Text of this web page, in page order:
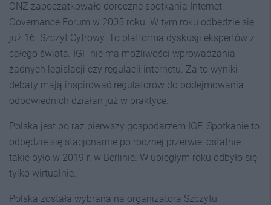
ONZ zapoczątkowało doroczne spotkania Internet
Governance Forum w 2005 roku. W tym roku odbędzie się
już 16. Szczyt Cyfrowy. To platforma dyskusji ekspertów z
całego świata. IGF nie ma możliwości wprowadzania
żadnych legislacji czy regulacji internetu. Za to wyniki
debaty mają inspirować regulatorów do podejmowania
odpowiednich działań już w praktyce.
Polska jest po raz pierwszy gospodarzem IGF. Spotkanie to
odbędzie się stacjonarnie po rocznej przerwie, ostatnie
takie było w 2019 r. w Berlinie. W ubiegłym roku odbyło się
tylko wirtualnie.
Polska została wybrana na organizatora Szczytu